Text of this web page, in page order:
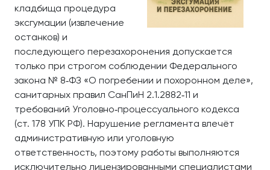
кладбища процедура
эксгумации (извлечение
останков) и
последующего перезахоронения допускается
только при строгом соблюдении Федерального
закона № 8‑ФЗ «О погребении и похоронном деле»,
санитарных правил СанПиН 2.1.2882‑11 и
требований Уголовно‑процессуального кодекса
(ст. 178 УПК РФ). Нарушение регламента влечёт
административную или уголовную
ответственность, поэтому работы выполняются
исключительно лицензированными специалистами